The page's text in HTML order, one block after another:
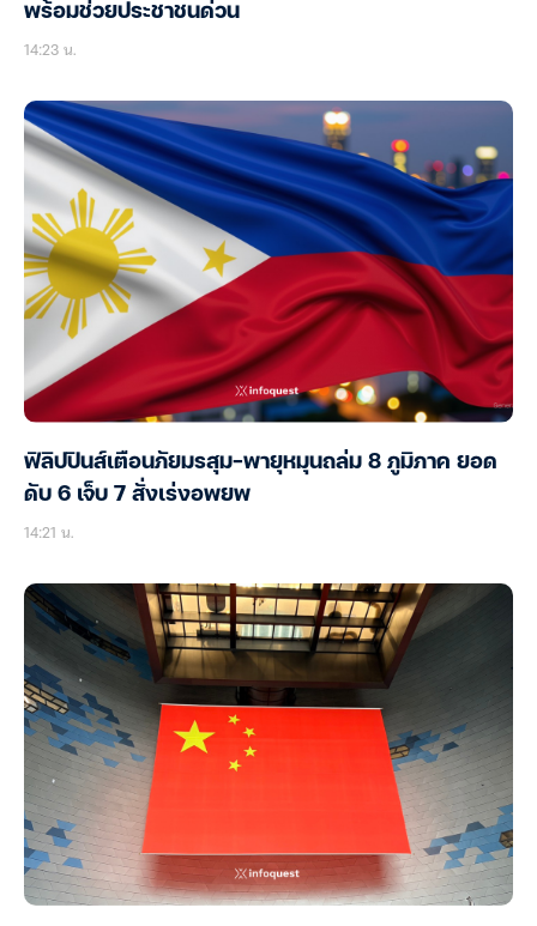
พร้อมช่วยประชาชนด่วน
14:23 น.
ฟิลิปปินส์เตือนภัยมรสุม-พายุหมุนถล่ม 8 ภูมิภาค ยอด
ดับ 6 เจ็บ 7 สั่งเร่งอพยพ
14:21 น.